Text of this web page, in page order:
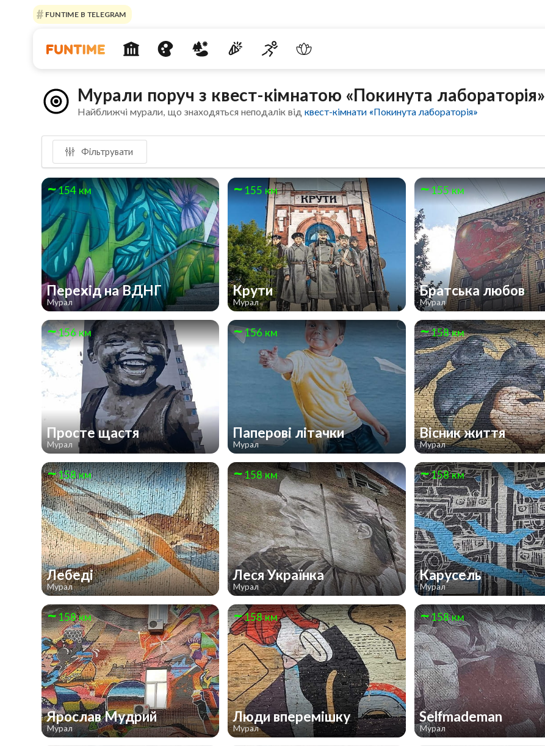
FUNTIME В TELEGRAM
Мурали поруч з квест-кімнатою «Покинута лабораторія»
Найближчі мурали, що знаходяться неподалік відквест-кімнати «Покинута лабораторія»
Фільтрувати
154 км
Перехід на ВДНГ
Мурал
155 км
Крути
Мурал
155 км
Братська любов
Мурал
156 км
Просте щастя
Мурал
156 км
Паперові літачки
Мурал
158 км
Вісник життя
Мурал
158 км
Лебеді
Мурал
158 км
Леся Українка
Мурал
158 км
Карусель
Мурал
158 км
Ярослав Мудрий
Мурал
158 км
Люди вперемішку
Мурал
158 км
Selfmademan
Мурал